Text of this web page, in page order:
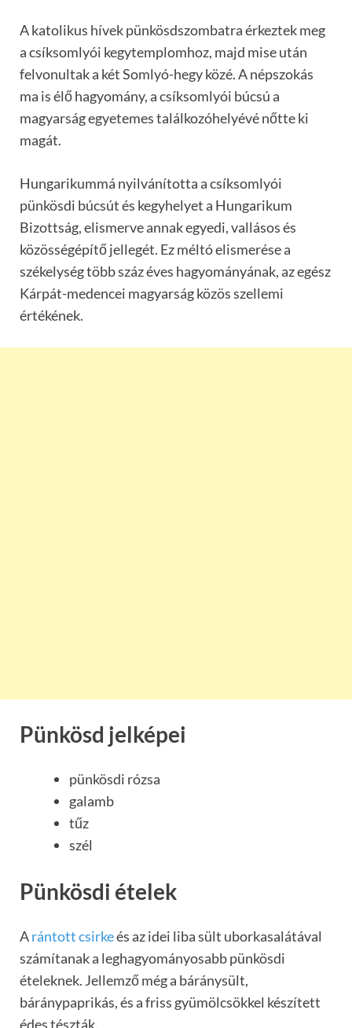
A katolikus hívek pünkösdszombatra érkeztek meg
a csíksomlyói kegytemplomhoz, majd mise után
felvonultak a két Somlyó-hegy közé. A népszokás
ma is élő hagyomány, a csíksomlyói búcsú a
magyarság egyetemes találkozóhelyévé nőtte ki
magát.
Hungarikummá nyilvánította a csíksomlyói
pünkösdi búcsút és kegyhelyet a Hungarikum
Bizottság, elismerve annak egyedi, vallásos és
közösségépítő jellegét. Ez méltó elismerése a
székelység több száz éves hagyományának, az egész
Kárpát-medencei magyarság közös szellemi
értékének.
Pünkösd jelképei
pünkösdi rózsa
galamb
tűz
szél
Pünkösdi ételek
Arántott csirkeés az idei liba sült uborkasalátával
számítanak a leghagyományosabb pünkösdi
ételeknek. Jellemző még a báránysült,
báránypaprikás, és a friss gyümölcsökkel készített
édes tészták.